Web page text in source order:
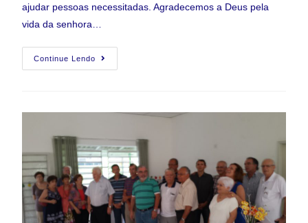
ajudar pessoas necessitadas. Agradecemos a Deus pela
vida da senhora…
Continue Lendo